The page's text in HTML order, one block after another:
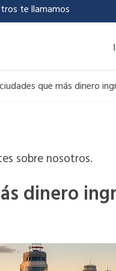
te llamamos
que más dinero
sobre nosotros.
dinero